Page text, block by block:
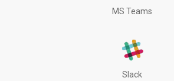
MS Teams
Slack